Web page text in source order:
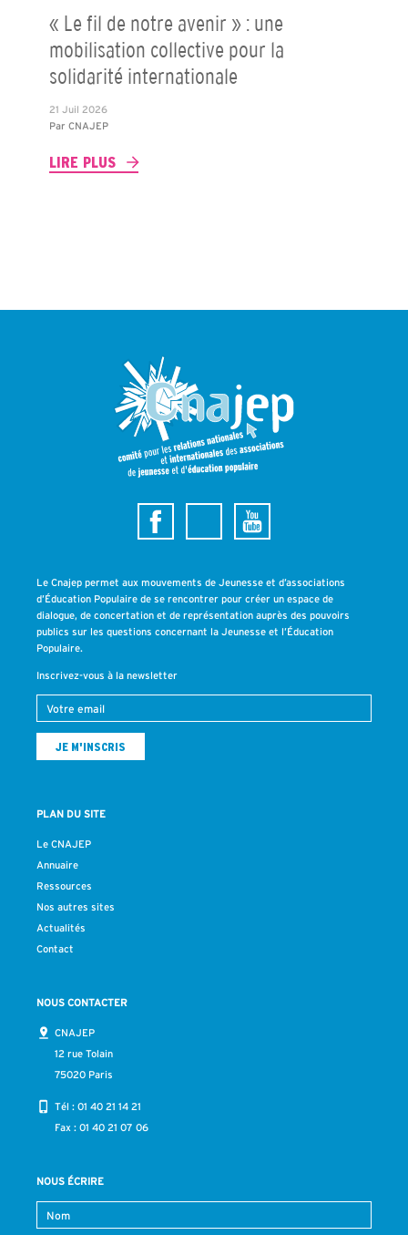
« Le fil de notre avenir » : une
mobilisation collective pour la
solidarité internationale
21 Juil 2026
Par CNAJEP
LIRE PLUS
Le Cnajep permet aux mouvements de Jeunesse et d’associations
d’Éducation Populaire de se rencontrer pour créer un espace de
dialogue, de concertation et de représentation auprès des pouvoirs
publics sur les questions concernant la Jeunesse et l’Éducation
Populaire.
Inscrivez-vous à la newsletter
PLAN DU SITE
Le CNAJEP
Annuaire
Ressources
Nos autres sites
Actualités
Contact
NOUS CONTACTER
CNAJEP
12 rue Tolain
75020 Paris
Tél : 01 40 21 14 21
Fax : 01 40 21 07 06
NOUS ÉCRIRE